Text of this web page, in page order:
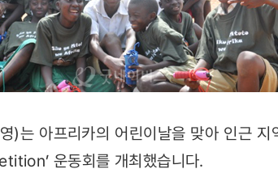
)는 아프리카의 어린이날을 맞아 인근 지
운동회를 개최했습니다.